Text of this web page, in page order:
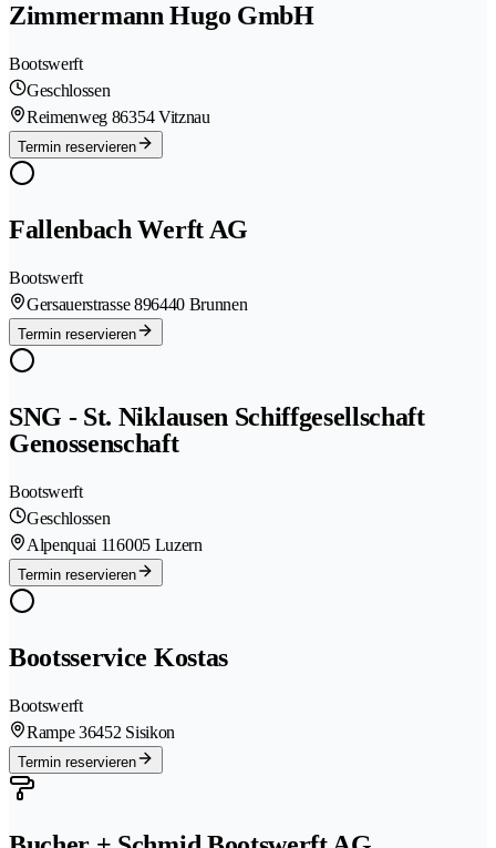
Zimmermann Hugo GmbH
Bootswerft
Geschlossen
Reimenweg 86354 Vitznau
Termin reservieren
Fallenbach Werft AG
Bootswerft
Gersauerstrasse 896440 Brunnen
Termin reservieren
SNG - St. Niklausen Schiffgesellschaft
Genossenschaft
Bootswerft
Geschlossen
Alpenquai 116005 Luzern
Termin reservieren
Bootsservice Kostas
Bootswerft
Rampe 36452 Sisikon
Termin reservieren